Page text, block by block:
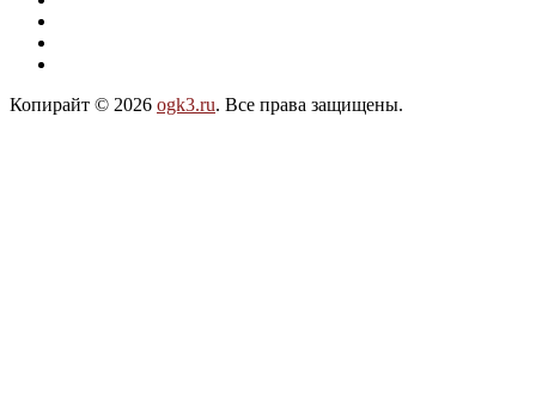
Копирайт © 2026 ogk3.ru. Все права защищены.